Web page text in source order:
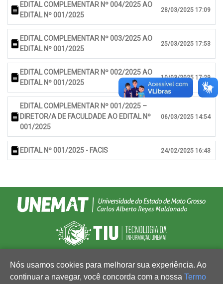
EDITAL COMPLEMENTAR Nº 004/2025 AO
EDITAL Nº 001/2025
28/03/2025 17:09
EDITAL COMPLEMENTAR Nº 003/2025 AO
EDITAL Nº 001/2025
25/03/2025 17:53
EDITAL COMPLEMENTAR Nº 002/2025 AO
EDITAL Nº 001/2025
10/03/2025 17:29
EDITAL COMPLEMENTAR Nº 001/2025 –
DIRETOR/A DE FACULDADE AO EDITAL Nº
001/2025
06/03/2025 14:54
EDITAL Nº 001/2025 - FACIS 24/02/2025 16:43
Nós usamos cookies para melhorar sua experiência. Ao
continuar a navegar, você concorda com a nossa Termo